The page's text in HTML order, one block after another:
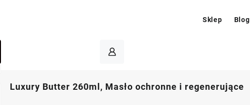
Sklep Blog
Luxury Butter 260ml, Masło ochronne i regenerujące